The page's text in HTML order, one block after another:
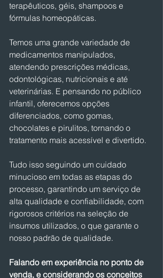
terapêuticos, géis, shampoos e
fórmulas homeopáticas.
Temos uma grande variedade de
medicamentos manipulados,
atendendo prescrições médicas,
odontológicas, nutricionais e até
veterinárias. E pensando no público
infantil, oferecemos opções
diferenciados, como gomas,
chocolates e pirulitos, tornando o
tratamento mais acessível e divertido.
Tudo isso seguindo um cuidado
minucioso em todas as etapas do
processo, garantindo um serviço de
alta qualidade e confiabilidade, com
rigorosos critérios na seleção de
insumos utilizados, o que garante o
nosso padrão de qualidade.
Falando em experiência no ponto de
venda, e considerando os conceitos